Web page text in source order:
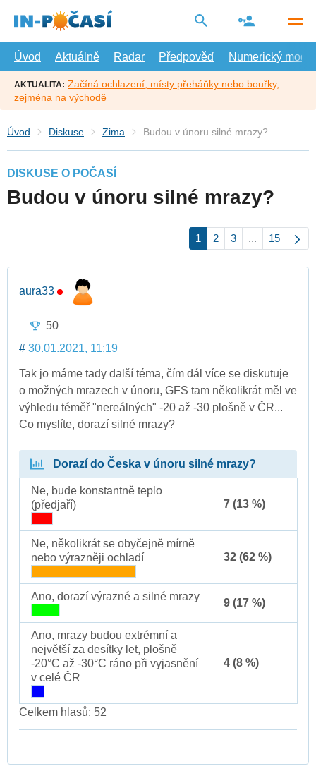
hlavní
Úvod
Aktuálně Radar Předpověď Numerický model
AKTUALITA: Začíná ochlazení, místy přeháňky nebo bouřky,
zejména na východě
Úvod Diskuse Zima Budou v únoru silné mrazy?
DISKUSE O POČASÍ
Budou v únoru silné mrazy?
1 2 3 ... 15
aura33
50
# 30.01.2021, 11:19
Tak jo máme tady další téma, čím dál více se diskutuje
o možných mrazech v únoru, GFS tam několikrát měl ve
výhledu téměř "nereálných" -20 až -30 plošně v ČR...
Co myslíte, dorazí silné mrazy?
Dorazí do Česka v únoru silné mrazy?
Ne, bude konstantně teplo
(předjaří)
7 (13 %)
Ne, několikrát se obyčejně mírně
nebo výrazněji ochladí
32 (62 %)
Ano, dorazí výrazné a silné mrazy
9 (17 %)
Ano, mrazy budou extrémní a
největší za desítky let, plošně
-20°C až -30°C ráno při vyjasnění
v celé ČR
4 (8 %)
Celkem hlasů: 52